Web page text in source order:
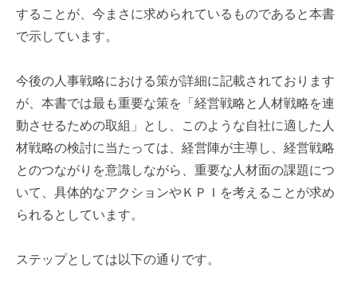
することが、今まさに求められているものであると本書
で示しています。
今後の人事戦略における策が詳細に記載されております
が、本書では最も重要な策を「経営戦略と人材戦略を連
動させるための取組」とし、このような自社に適した人
材戦略の検討に当たっては、経営陣が主導し、経営戦略
とのつながりを意識しながら、重要な人材面の課題につ
いて、具体的なアクションやＫＰＩを考えることが求め
られるとしています。
ステップとしては以下の通りです。